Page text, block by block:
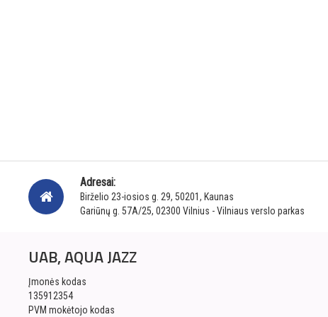
Adresai:
Birželio 23-iosios g. 29, 50201, Kaunas
Gariūnų g. 57A/25, 02300 Vilnius - Vilniaus verslo parkas
UAB, AQUA JAZZ
Įmonės kodas
135912354
PVM mokėtojo kodas